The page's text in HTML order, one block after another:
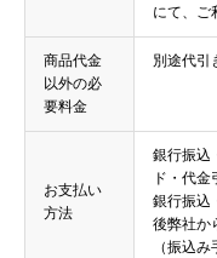
にて、ご
商品代金
以外の必
要料金
別途代引
お支払い
方法
銀行振込
ド・代金
銀行振込
後弊社か
（振込